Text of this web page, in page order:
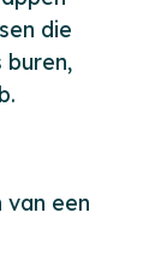
die
buren,
van een